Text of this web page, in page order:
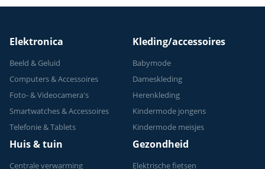
Krachttraining - Tot
Elektronica
Beeld & Geluid
Computers & Accessoires
Foto- & Videocamera's
Smartwatches & Accessoires
Telefonie & Tablets
Kleding/accessoires
Babymode
Dameskleding
Herenkleding
Kindermode jongens
Kindermode meisjes
Huis & tuin
Centrale verwarming
Gezondheid
Elektrische fietsen